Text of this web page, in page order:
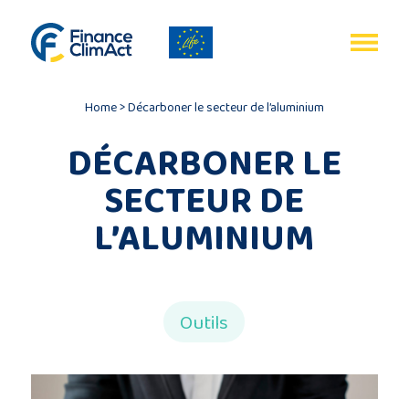
FR
Publications
Home>Décarboner le secteur de l’aluminium
DÉCARBONER LE
SECTEUR DE
L’ALUMINIUM
Outils